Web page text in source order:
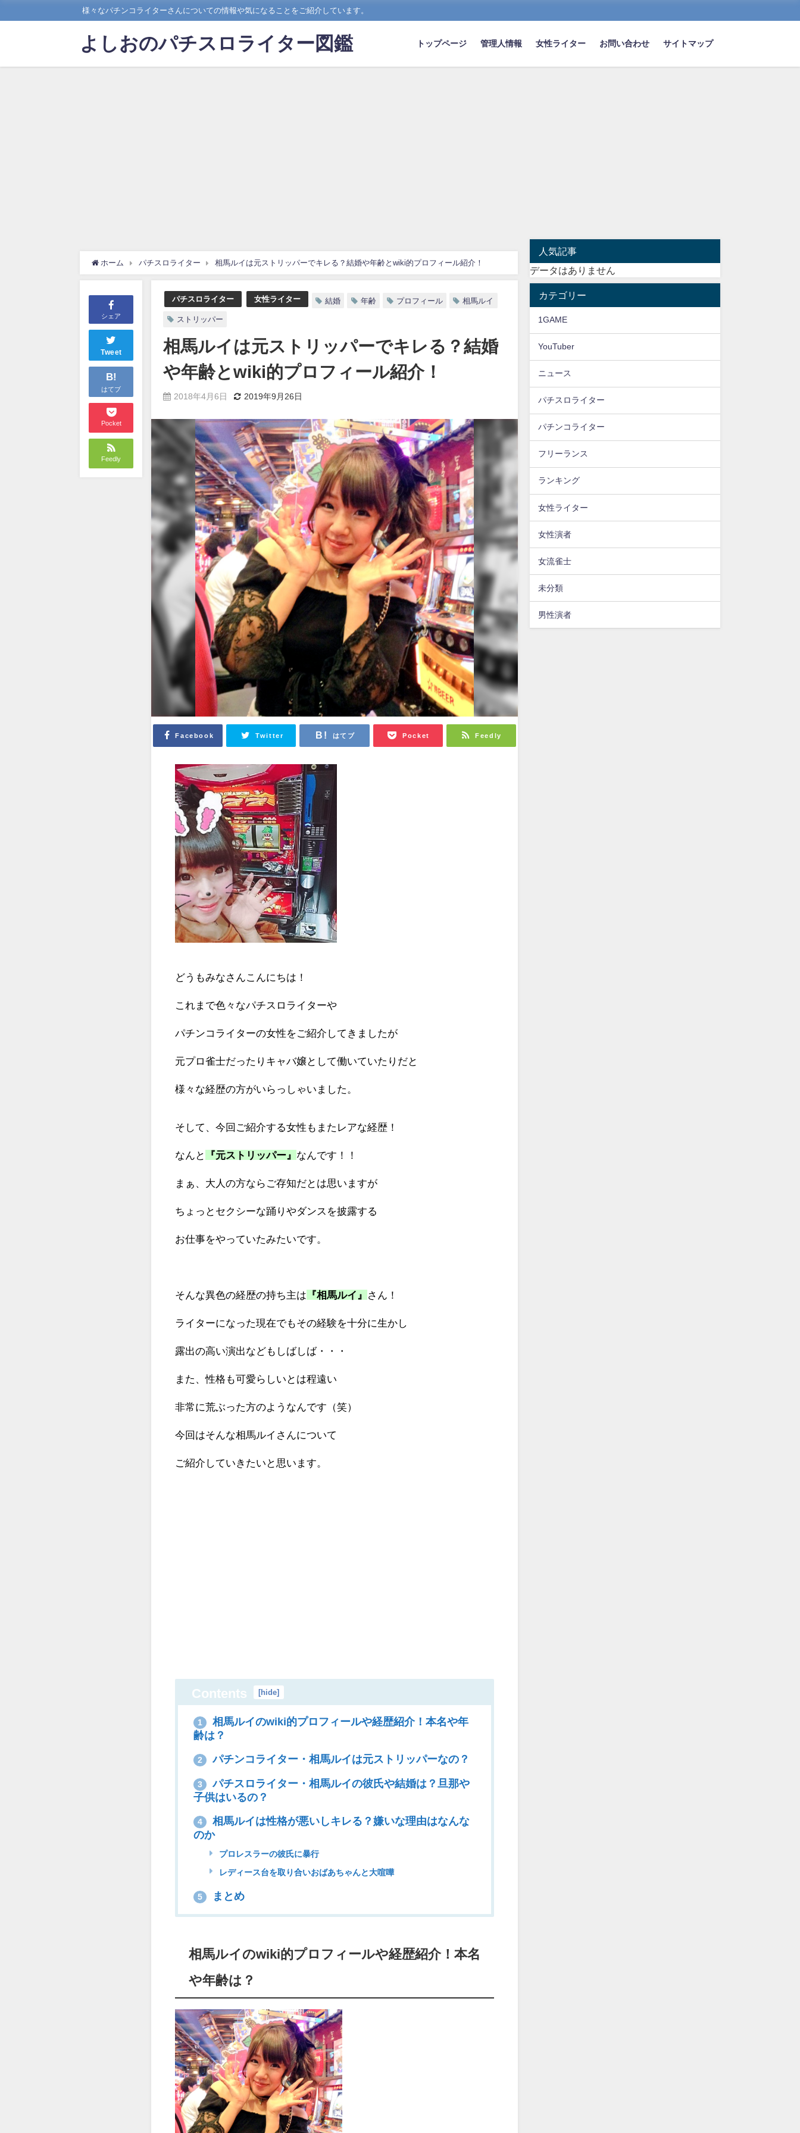
様々なパチンコライターさんについての情報や気になることをご紹介しています。
よしおのパチスロライター図鑑 トップページ 管理人情報 女性ライター お問い合わせ サイトマップ
ホーム パチスロライター 相馬ルイは元ストリッパーでキレる？結婚や年齢とwiki的プロフィール紹介！
シェア
Tweet
B!
はてブ
Pocket
Feedly
パチスロライター 女性ライター 結婚 年齢 プロフィール 相馬ルイ
ストリッパー
相馬ルイは元ストリッパーでキレる？結婚
や年齢とwiki的プロフィール紹介！
2018年4月6日 2019年9月26日
Facebook Twitter はてブ Pocket Feedly
どうもみなさんこんにちは！
これまで色々なパチスロライターや
パチンコライターの女性をご紹介してきましたが
元プロ雀士だったりキャバ嬢として働いていたりだと
様々な経歴の方がいらっしゃいました。
そして、今回ご紹介する女性もまたレアな経歴！
なんと 『元ストリッパー』 なんです！！
まぁ、大人の方ならご存知だとは思いますが
ちょっとセクシーな踊りやダンスを披露する
お仕事をやっていたみたいです。
そんな異色の経歴の持ち主は 『相馬ルイ』 さん！
ライターになった現在でもその経験を十分に生かし
露出の高い演出などもしばしば・・・
また、性格も可愛らしいとは程遠い
非常に荒ぶった方のようなんです（笑）
今回はそんな相馬ルイさんについて
ご紹介していきたいと思います。
Contents [hide]
1
相馬ルイのwiki的プロフィールや経歴紹介！本名や年
齢は？
2 パチンコライター・相馬ルイは元ストリッパーなの？
3
パチスロライター・相馬ルイの彼氏や結婚は？旦那や
子供はいるの？
4
相馬ルイは性格が悪いしキレる？嫌いな理由はなんな
のか
プロレスラーの彼氏に暴行
レディース台を取り合いおばあちゃんと大喧嘩
5 まとめ
相馬ルイのwiki的プロフィールや経歴紹介！本名
や年齢は？
人気記事
データはありません
カテゴリー
1GAME
YouTuber
ニュース
パチスロライター
パチンコライター
フリーランス
ランキング
女性ライター
女性演者
女流雀士
未分類
男性演者